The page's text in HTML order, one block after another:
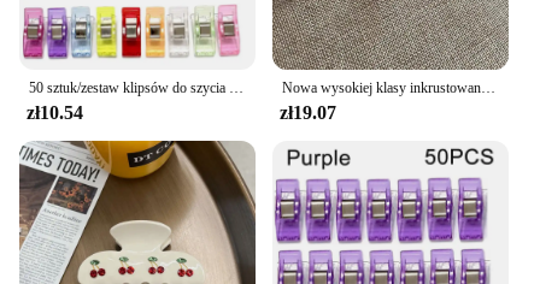
zł10.54
Nowa wysokiej klasy inkrustowana kwasem FeelNiche spinka do włosów średniej wielkości damska spinka w kształcie rekina akcesoria do włosów słodki elegancki styl
zł19.07